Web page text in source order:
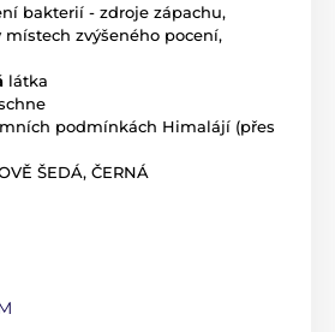
bakterií - zdroje zápachu,
místech zvýšeného pocení,
látka
podmínkách Himalájí (přes
ŠEDÁ, ČERNÁ